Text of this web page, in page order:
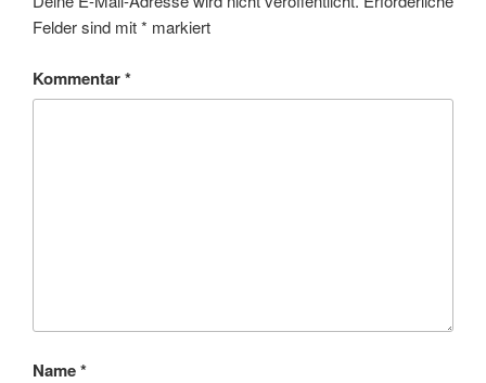
Felder sind mit* markiert
Kommentar*
Name*